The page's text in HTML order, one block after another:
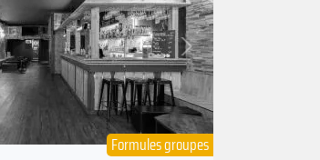
Suivant
Formules groupes